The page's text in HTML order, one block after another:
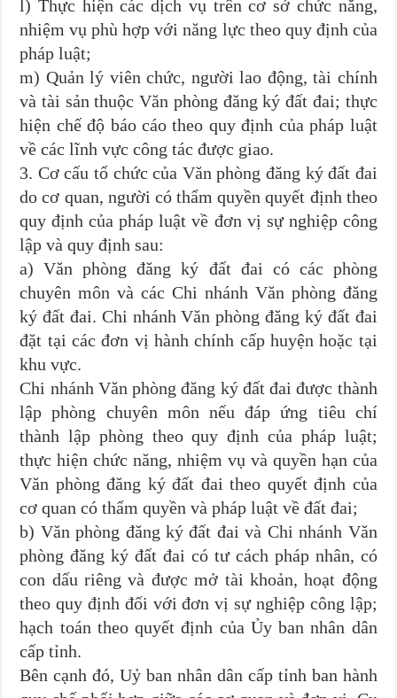
l) Thực hiện các dịch vụ trên cơ sở chức năng,
nhiệm vụ phù hợp với năng lực theo quy định của
pháp luật;
m) Quản lý viên chức, người lao động, tài chính
và tài sản thuộc Văn phòng đăng ký đất đai; thực
hiện chế độ báo cáo theo quy định của pháp luật
về các lĩnh vực công tác được giao.
3. Cơ cấu tổ chức của Văn phòng đăng ký đất đai
do cơ quan, người có thẩm quyền quyết định theo
quy định của pháp luật về đơn vị sự nghiệp công
lập và quy định sau:
a) Văn phòng đăng ký đất đai có các phòng
chuyên môn và các Chi nhánh Văn phòng đăng
ký đất đai. Chi nhánh Văn phòng đăng ký đất đai
đặt tại các đơn vị hành chính cấp huyện hoặc tại
khu vực.
Chi nhánh Văn phòng đăng ký đất đai được thành
lập phòng chuyên môn nếu đáp ứng tiêu chí
thành lập phòng theo quy định của pháp luật;
thực hiện chức năng, nhiệm vụ và quyền hạn của
Văn phòng đăng ký đất đai theo quyết định của
cơ quan có thẩm quyền và pháp luật về đất đai;
b) Văn phòng đăng ký đất đai và Chi nhánh Văn
phòng đăng ký đất đai có tư cách pháp nhân, có
con dấu riêng và được mở tài khoản, hoạt động
theo quy định đối với đơn vị sự nghiệp công lập;
hạch toán theo quyết định của Ủy ban nhân dân
cấp tỉnh.
Bên cạnh đó, Uỷ ban nhân dân cấp tỉnh ban hành